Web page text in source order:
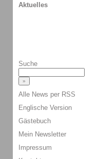
Aktuelles
Suche
Alle News per RSS
Englische Version
Gästebuch
Mein Newsletter
Impressum